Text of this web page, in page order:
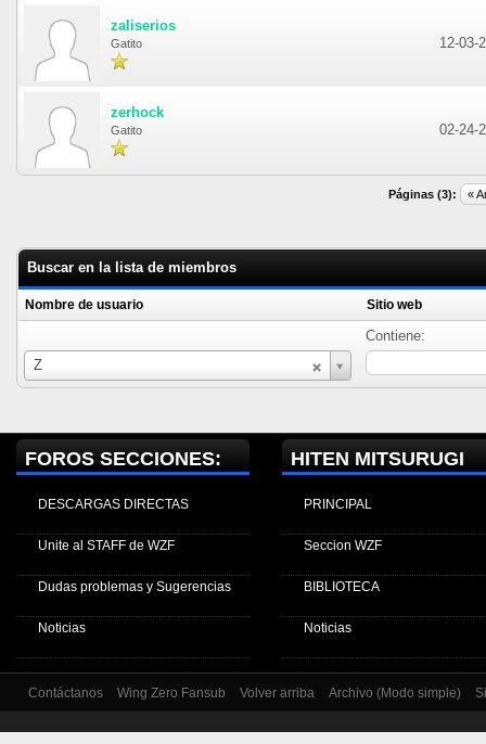
zaliserios
Gatito 12-03-
zerhock
Gatito 02-24-
Páginas (3): «
Buscar en la lista de miembros
Nombre de usuario Sitio web
Z
Nombre
de
Contiene:
FOROS SECCIONES:
DESCARGAS DIRECTAS
Unite al STAFF de WZF
Dudas problemas y Sugerencias
Noticias
HITEN MITSURUGI
PRINCIPAL
Seccion WZF
BIBLIOTECA
Noticias
Contáctanos Wing Zero Fansub Volver arriba Archivo (Modo simple)